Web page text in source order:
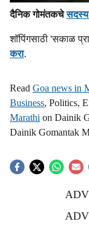
दैनिक गोमंतकचेसदस्य
शॉपिंगसाठी 'सकाळ
करा.
Read Goa news in
Business, Politics,
Marathi on Dainik
Dainik Gomantak